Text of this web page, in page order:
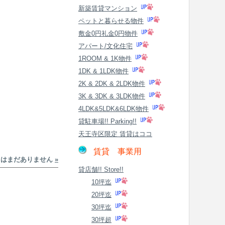
まだありません »
新築賃貸マンション
ペットと暮らせる物件
敷金0円礼金0円物件
アパート/文化住宅
1ROOM & 1K物件
1DK & 1LDK物件
2K & 2DK & 2LDK物件
3K & 3DK & 3LDK物件
4LDK&5LDK&6LDK物件
貸駐車場!! Parking!!
天王寺区限定 賃貸はココ
賃貸 事業用
貸店舗!! Store!!
10坪迄
20坪迄
30坪迄
30坪超